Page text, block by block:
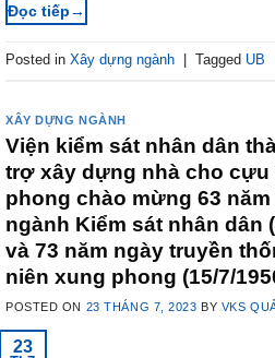
→
Posted in Xây dựng ngành Tagged UB
XÂY DỰNG NGÀNH
Viện kiểm sát nhân dân
trợ xây dựng nhà cho cựu
phong chào mừng 63
ngành Kiểm sát nhân dân
và 73 năm ngày truyền
niên xung phong (15/7/
POSTED ON 23 THÁNG 7, 2023 BY VKS
23